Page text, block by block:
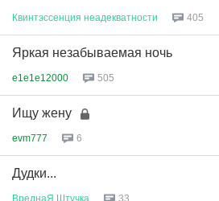
Квинтэссенция неадекватности 405
Яркая незабываемая ночь
e1e1e12000 505
Ищу жену
evm777 6
Дудки...
ВреднаЯ Штучка 33